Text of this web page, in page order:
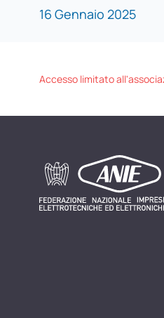
16 Gennaio 2025
Accesso limitato